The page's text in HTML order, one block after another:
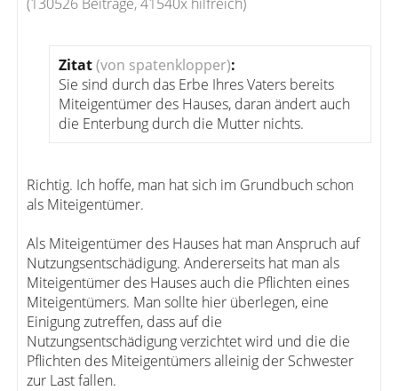
Zitat(von spatenklopper):
Sie sind durch das Erbe Ihres Vaters bereits
Miteigentümer des Hauses, daran ändert auch
die Enterbung durch die Mutter nichts.
Richtig. Ich hoffe, man hat sich im Grundbuch schon
als Miteigentümer.
Als Miteigentümer des Hauses hat man Anspruch auf
Nutzungsentschädigung. Andererseits hat man als
Miteigentümer des Hauses auch die Pflichten eines
Miteigentümers. Man sollte hier überlegen, eine
Einigung zutreffen, dass auf die
Nutzungsentschädigung verzichtet wird und die die
Pflichten des Miteigentümers alleinig der Schwester
zur Last fallen.